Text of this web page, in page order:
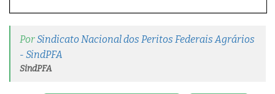
PorSindicato Nacional dos Peritos Federais Agrários
- SindPFA
SindPFA